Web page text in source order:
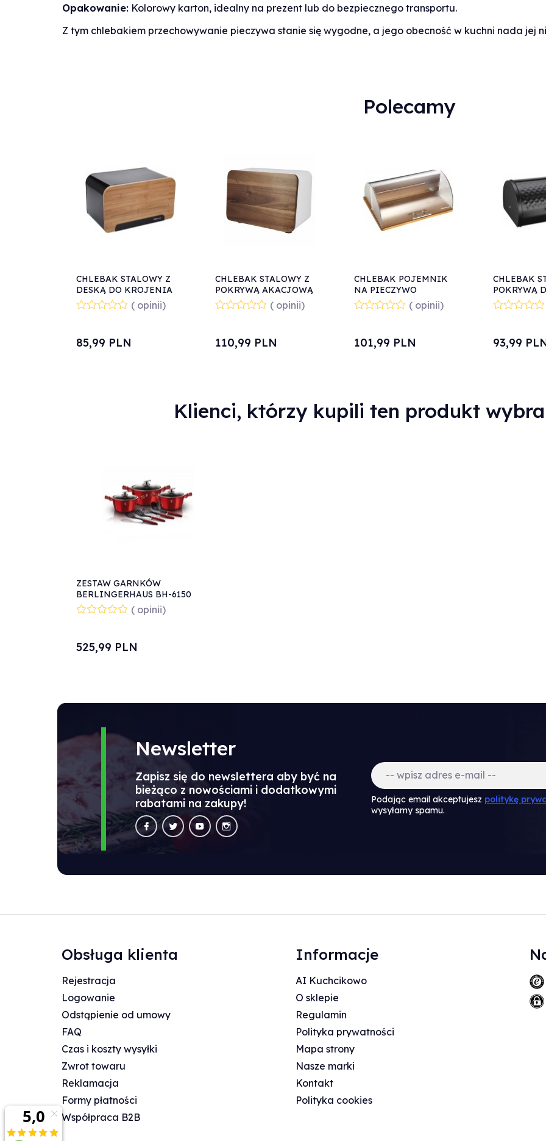
Opakowanie: Kolorowy karton, idealny na prezent lub do bezpiecznego transportu.
Z tym chlebakiem przechowywanie pieczywa stanie się wygodne, a jego obecność w kuchni nada jej
Polecamy
CHLEBAK STALOWY Z
DESKĄ DO KROJENIA
KINGHOFF KH-1071
( opinii)
85,99 PLN
CHLEBAK STALOWY Z
POKRYWĄ AKACJOWĄ
HUSLA 73937 ( opinii)
110,99 PLN
CHLEBAK POJEMNIK
NA PIECZYWO
KLAUSBERG KB-7096
( opinii)
101,99 PLN
CHLEBAK
POKRYWĄ
93,99
Klienci, którzy kupili ten produkt
ZESTAW GARNKÓW
BERLINGERHAUS BH-6150
BURGUNDY ( opinii)
525,99 PLN
Newsletter
Zapisz się do newslettera aby być na
bieżąco z nowościami i dodatkowymi
rabatami na zakupy!
Podając email akceptujesz politykę
wysyłamy spamu.
Obsługa klienta
Rejestracja
Logowanie
Odstąpienie od umowy
FAQ
Czas i koszty wysyłki
Zwrot towaru
Reklamacja
Formy płatności
Współpraca B2B
Informacje
AI Kuchcikowo
O sklepie
Regulamin
Polityka prywatności
Mapa strony
Nasze marki
Kontakt
Polityka cookies